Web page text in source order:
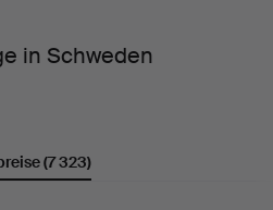
in Schweden
(7 323)